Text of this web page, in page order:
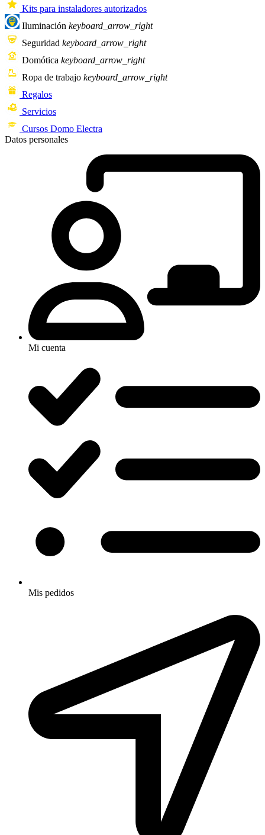
Kits para instaladores autorizados
Iluminación keyboard_arrow_right
Seguridad keyboard_arrow_right
Domótica keyboard_arrow_right
Ropa de trabajo keyboard_arrow_right
Regalos
Servicios
Cursos Domo Electra
Datos personales
Mi cuenta
Mis pedidos